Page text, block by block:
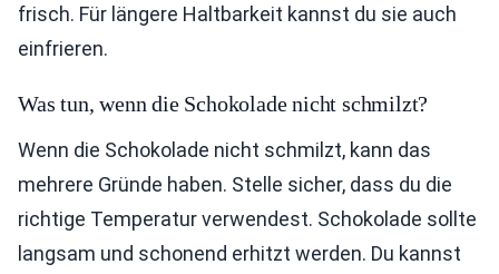
frisch. Für längere Haltbarkeit kannst du sie auch
einfrieren.
Was tun, wenn die Schokolade nicht schmilzt?
Wenn die Schokolade nicht schmilzt, kann das
mehrere Gründe haben. Stelle sicher, dass du die
richtige Temperatur verwendest. Schokolade sollte
langsam und schonend erhitzt werden. Du kannst